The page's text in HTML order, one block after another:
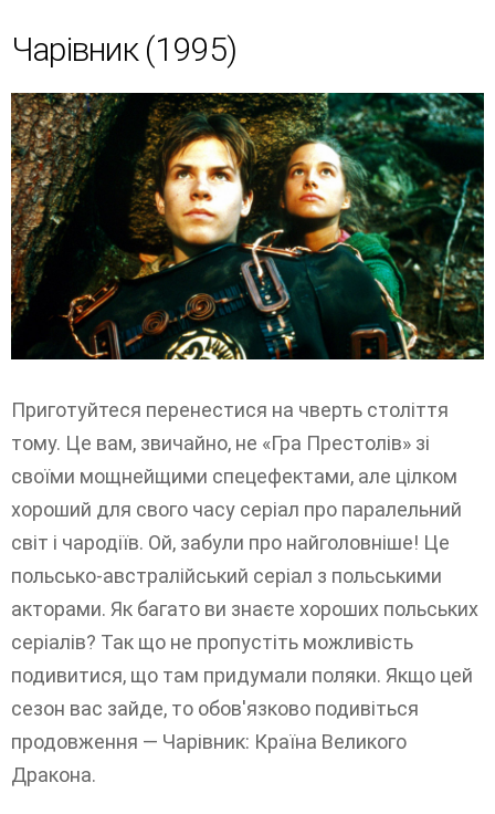
Чарівник (1995)
Приготуйтеся перенестися на чверть століття
тому. Це вам, звичайно, не «Гра Престолів» зі
своїми мощнейщими спецефектами, але цілком
хороший для свого часу серіал про паралельний
світ і чародіїв. Ой, забули про найголовніше! Це
польсько-австралійський серіал з польськими
акторами. Як багато ви знаєте хороших польських
серіалів? Так що не пропустіть можливість
подивитися, що там придумали поляки. Якщо цей
сезон вас зайде, то обов'язково подивіться
продовження — Чарівник: Країна Великого
Дракона.